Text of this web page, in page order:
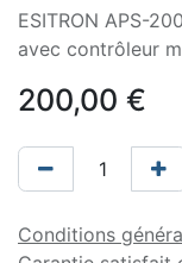
ESITRON APS-
avec contrôleur
200,00 €
Conditions